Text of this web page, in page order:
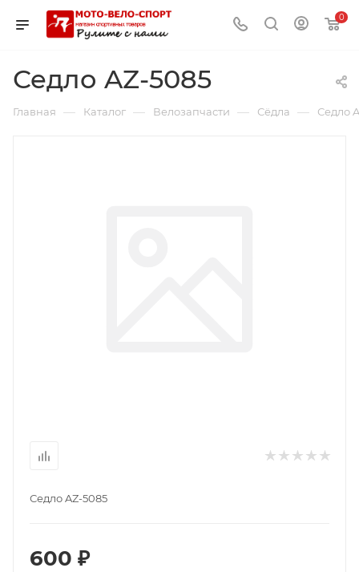
0
Седло AZ-5085
Главная — Каталог — Велозапчасти — Сёдла — Седло
Седло AZ-5085
600 ₽